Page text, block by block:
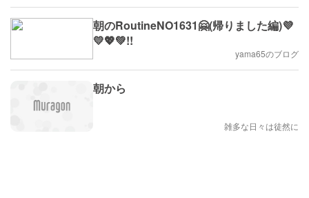
朝のRoutineNO1631🤗(帰りました編)💜
💛💖💚!!
yama65のブログ
朝から
雑多な日々は徒然に